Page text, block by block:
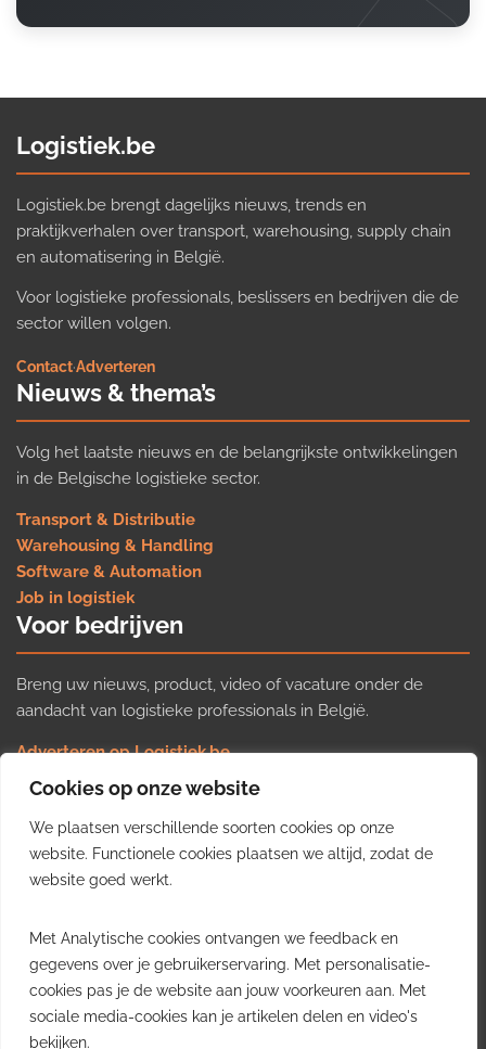
Cookies op onze website
We plaatsen verschillende soorten cookies op onze
website. Functionele cookies plaatsen we altijd, zodat de
website goed werkt.
Met Analytische cookies ontvangen we feedback en
gegevens over je gebruikerservaring. Met personalisatie-
cookies pas je de website aan jouw voorkeuren aan. Met
sociale media-cookies kan je artikelen delen en video's
bekijken.
Logistiek.be
Logistiek.be brengt dagelijks nieuws, trends en
praktijkverhalen over transport, warehousing, supply chain
en automatisering in België.
Voor logistieke professionals, beslissers en bedrijven die de
sector willen volgen.
Contact·Adverteren
Nieuws & thema’s
Volg het laatste nieuws en de belangrijkste ontwikkelingen
in de Belgische logistieke sector.
Transport & Distributie
Warehousing & Handling
Software & Automation
Job in logistiek
Voor bedrijven
Breng uw nieuws, product, video of vacature onder de
aandacht van logistieke professionals in België.
Adverteren op Logistiek.be
Nieuws insturen
Uw video op Logistiek.TV
Job plaatsen
Gratis wekelijkse update
inzichten uit de Belgische logistieke sector in uw inbox.
Ontvang je gratis
wekelijkse update